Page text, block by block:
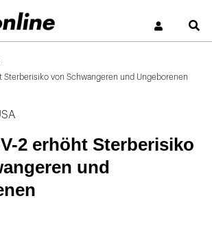
Sterberisiko von Schwangeren und Ungeborenen
2 erhöht Sterberisiko
und